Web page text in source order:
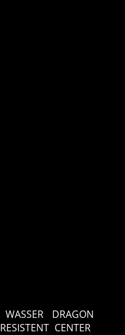
WASSER
RESISTENT
DRAGON
CENTER